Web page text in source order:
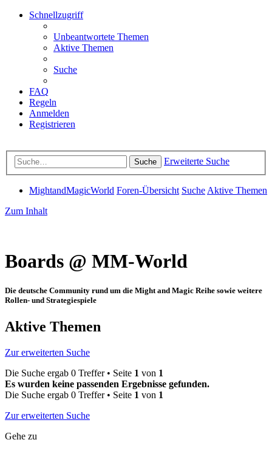
Schnellzugriff
Unbeantwortete Themen
Aktive Themen
Suche
FAQ
Regeln
Anmelden
Registrieren
Suche Erweiterte Suche
MightandMagicWorld Foren-Übersicht Suche Aktive Themen
Zum Inhalt
Boards @ MM-World
Die deutsche Community rund um die Might and Magic Reihe sowie weitere
Rollen- und Strategiespiele
Aktive Themen
Zur erweiterten Suche
Die Suche ergab 0 Treffer • Seite 1 von 1
Es wurden keine passenden Ergebnisse gefunden.
Die Suche ergab 0 Treffer • Seite 1 von 1
Zur erweiterten Suche
Gehe zu